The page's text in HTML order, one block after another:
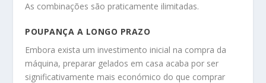
As combinações são praticamente ilimitadas.
POUPANÇA A LONGO PRAZO
Embora exista um investimento inicial na compra da
máquina, preparar gelados em casa acaba por ser
significativamente mais económico do que comprar